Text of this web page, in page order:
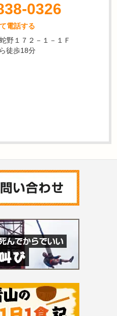
0326
電話する
野１７２－１－１Ｆ
徒歩18分